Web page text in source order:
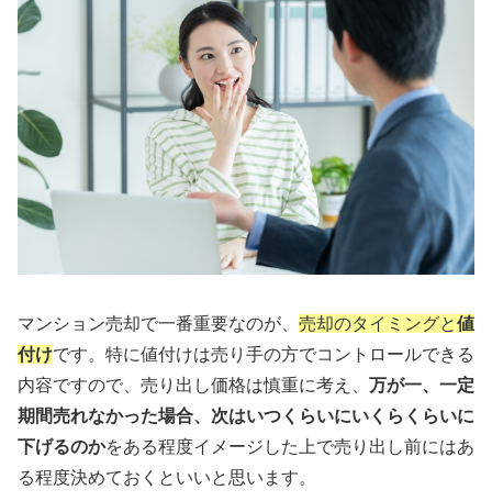
マンション売却で一番重要なのが、 売却のタイミングと値
付けです。特に値付けは売り手の方でコントロールできる
内容ですので、売り出し価格は慎重に考え、 万が一、一定
期間売れなかった場合、次はいつくらいにいくらくらいに
下げるのかをある程度イメージした上で売り出し前にはあ
る程度決めておくといいと思います。